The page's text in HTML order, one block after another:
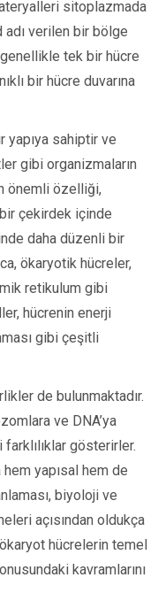
sitoplazmada
adı verilen bir bölge
tek bir hücre
bir hücre duvarına
yapıya sahiptir ve
gibi organizmaların
önemli özelliği,
çekirdek içinde
daha düzenli bir
ökaryotik hücreler,
retikulum gibi
hücrenin enerji
gibi çeşitli
de bulunmaktadır.
ve DNA’ya
gösterirler.
yapısal hem de
biyoloji ve
açısından oldukça
hücrelerin temel
kavramlarını